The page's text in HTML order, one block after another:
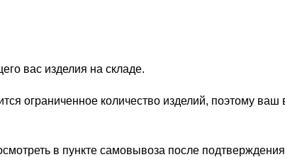
вас изделия на складе.
ограниченное количество изделий, поэтому
в пункте самовывоза после